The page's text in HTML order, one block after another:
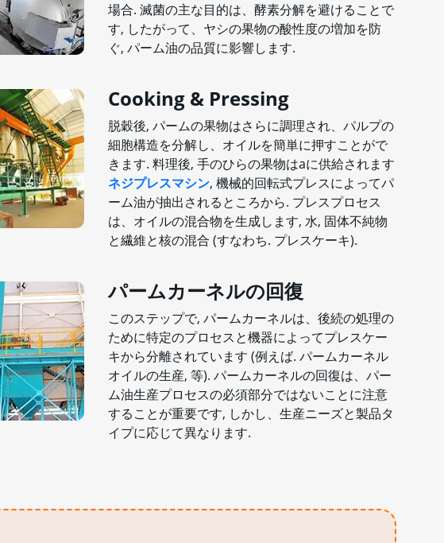
場合. 滅菌の主な目的は、酵素分解を避けることで
す, したがって、ヤシの果物の酸性度の増加を防
ぐ, パーム油の品質に影響します.
Cooking & Pressing
脱穀後, パームの果物はさらに調理され、パルプの
細胞構造を分解し、オイルを簡単に押すことがで
きます. 料理後, 手のひらの果物はaに供給されます
ネジプレスマシン, 機械的回転式プレスによってパ
ーム油が抽出されるところから. プレスプロセス
は、オイルの混合物を生成します, 水, 固体不純物
と繊維と核の混合 (すなわち. プレスケーキ).
パームカーネルの回復
このステップで, パームカーネルは、後続の処理の
ために特定のプロセスと機器によってプレスケー
キから分離されています (例えば. パームカーネル
オイルの生産, 等). パームカーネルの回復は、パー
ム油生産プロセスの必須部分ではないことに注意
することが重要です, しかし、生産ニーズと製品タ
イプに応じて異なります.